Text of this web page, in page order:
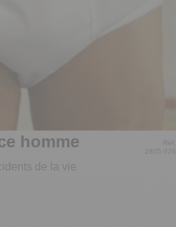
homme
de la vie
Réf.